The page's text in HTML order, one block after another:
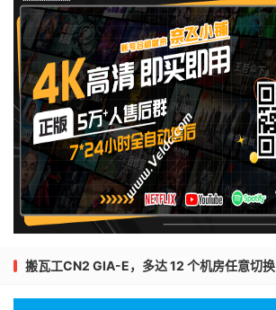
搬瓦工CN2 GIA-E，多达 12 个机房任意切换